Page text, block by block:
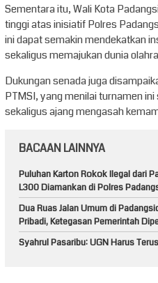
Sementara itu, Wali Kota
tinggi atas inisiatif Polres
ini dapat semakin mendekatkan
sekaligus memajukan dunia
Dukungan senada juga
PTMSI, yang menilai turnamen
sekaligus ajang mengasah
BACAAN LAINNYA
Puluhan Karton Rokok Ilegal dari
L300 Diamankan di Polres
Dua Ruas Jalan Umum di
Pribadi, Ketegasan Pemerintah
Syahrul Pasaribu: UGN Harus